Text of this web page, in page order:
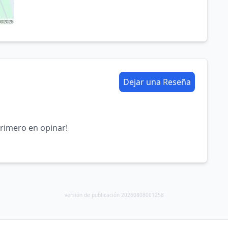
Dejar una Reseña
en opinar!
versión de publicación 20260808001258